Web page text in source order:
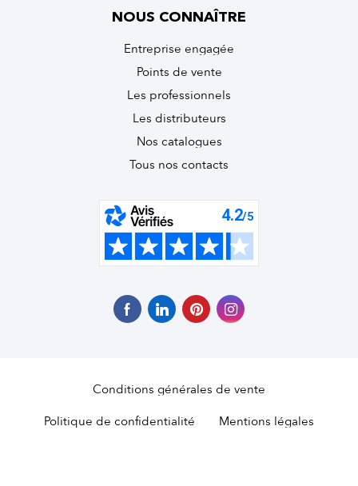
NOUS CONNAÎTRE
Entreprise engagée
Points de vente
Les professionnels
Les distributeurs
Nos catalogues
Tous nos contacts
Conditions générales de vente
Politique de confidentialité Mentions légales